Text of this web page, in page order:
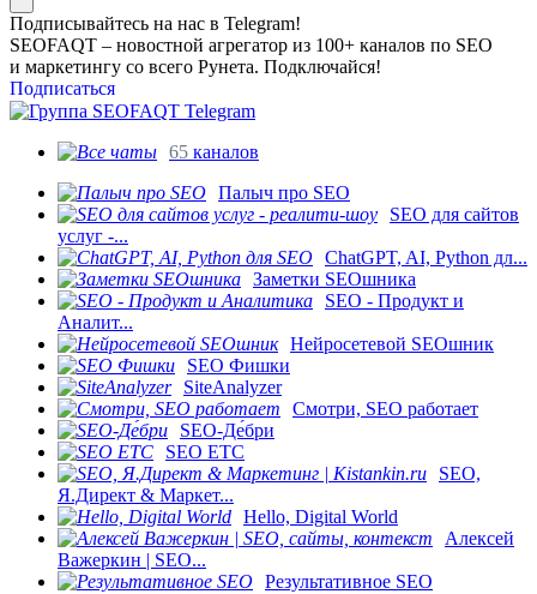
Подписывайтесь на нас в Telegram!
SEOFAQT – новостной агрегатор из 100+ каналов по SEO
и маркетингу со всего Рунета. Подключайся!
Подписаться
65 каналов
Палыч про SEO
SEO для сайтов
услуг -...
ChatGPT, AI, Python дл...
Заметки SEOшника
SEO - Продукт и
Аналит...
Нейросетевой SEOшник
SEO Фишки
SiteAnalyzer
Смотри, SEO работает
SEO-Де́бри
SEO ETC
SEO,
Я.Директ & Маркет...
Hello, Digital World
Алексей
Важеркин | SEO...
Результативное SEO